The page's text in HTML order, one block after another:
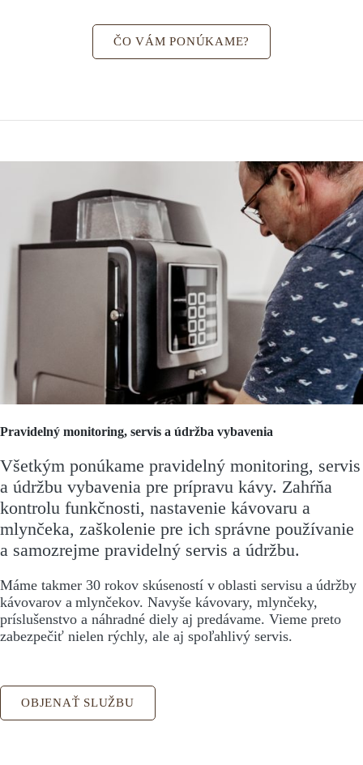
ČO VÁM PONÚKAME?
Pravidelný monitoring, servis a údržba vybavenia
Všetkým ponúkame pravidelný monitoring, servis
a údržbu vybavenia pre prípravu kávy. Zahŕňa
kontrolu funkčnosti, nastavenie kávovaru a
mlynčeka, zaškolenie pre ich správne používanie
a samozrejme pravidelný servis a údržbu.
Máme takmer 30 rokov skúseností v oblasti servisu a údržby
kávovarov a mlynčekov. Navyše kávovary, mlynčeky,
príslušenstvo a náhradné diely aj predávame. Vieme preto
zabezpečiť nielen rýchly, ale aj spoľahlivý servis.
OBJENAŤ SLUŽBU